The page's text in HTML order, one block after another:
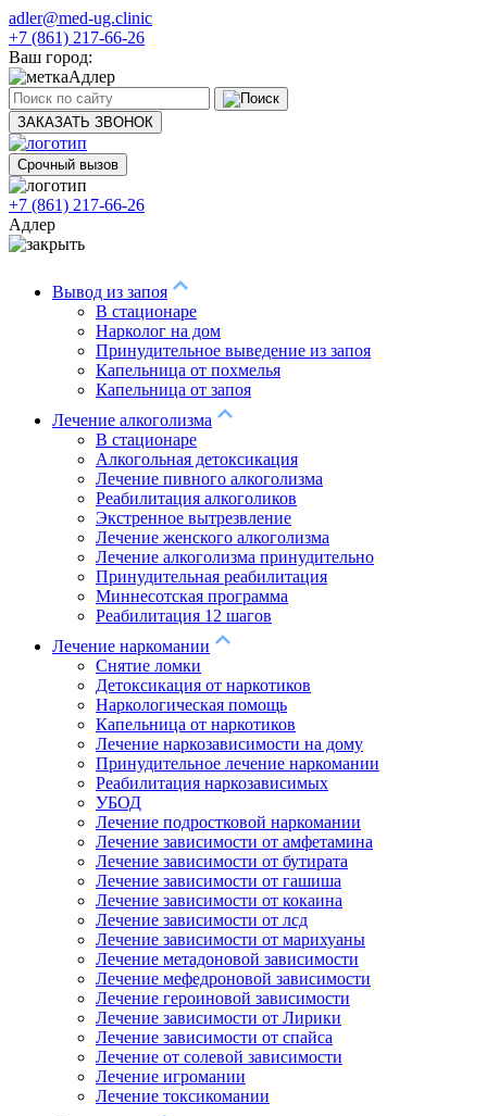
adler@med-ug.clinic
+7 (861) 217-66-26
Ваш город:
Адлер
ЗАКАЗАТЬ ЗВОНОК
Срочный вызов
+7 (861) 217-66-26
Адлер
Вывод из запоя
В стационаре
Нарколог на дом
Принудительное выведение из запоя
Капельница от похмелья
Капельница от запоя
Лечение алкоголизма
В стационаре
Алкогольная детоксикация
Лечение пивного алкоголизма
Реабилитация алкоголиков
Экстренное вытрезвление
Лечение женского алкоголизма
Лечение алкоголизма принудительно
Принудительная реабилитация
Миннесотская программа
Реабилитация 12 шагов
Лечение наркомании
Снятие ломки
Детоксикация от наркотиков
Наркологическая помощь
Капельница от наркотиков
Лечение наркозависимости на дому
Принудительное лечение наркомании
Реабилитация наркозависимых
УБОД
Лечение подростковой наркомании
Лечение зависимости от амфетамина
Лечение зависимости от бутирата
Лечение зависимости от гашиша
Лечение зависимости от кокаина
Лечение зависимости от лсд
Лечение зависимости от марихуаны
Лечение метадоновой зависимости
Лечение мефедроновой зависимости
Лечение героиновой зависимости
Лечение зависимости от Лирики
Лечение зависимости от спайса
Лечение от солевой зависимости
Лечение игромании
Лечение токсикомании